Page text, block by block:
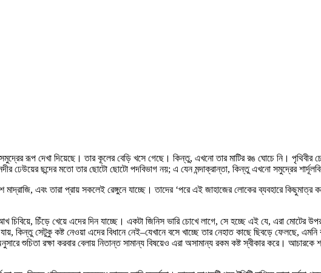
রূপ দেখা দিয়েছে। তার কূলের বেড়ি খসে গেছে। কিন্তু, এখনো তার মাটির রঙ ঘোচে নি। পৃথিবীর
ঢেউয়ের ছন্দের মতো তার ছোটো ছোটো পদবিভাগ নয়; এ যেন মন্দাক্রান্তা, কিন্তু এখনো সমুদ্রের
এবং তারা প্রায় সকলেই রেঙ্গুনে যাচ্ছে। তাদের ‘পরে এই জাহাজের লোকের ব্যবহারে
চিঁড়ে খেয়ে এদের দিন যাচ্ছে। একটা জিনিস ভারি চোখে লাগে, সে হচ্ছে এই যে, এরা মোটের উপর
কিন্তু সেটুকু কষ্ট নেওয়া এদের বিধানে নেই–যেখানে বসে খাচ্ছে তার নেহাত কাছে ছিবড়ে ফেলছে,
শুচিতা রক্ষা করবার বেলায় নিতান্ত সামান্য বিষয়েও এরা অসামান্য রকম কষ্ট স্বীকার করে।